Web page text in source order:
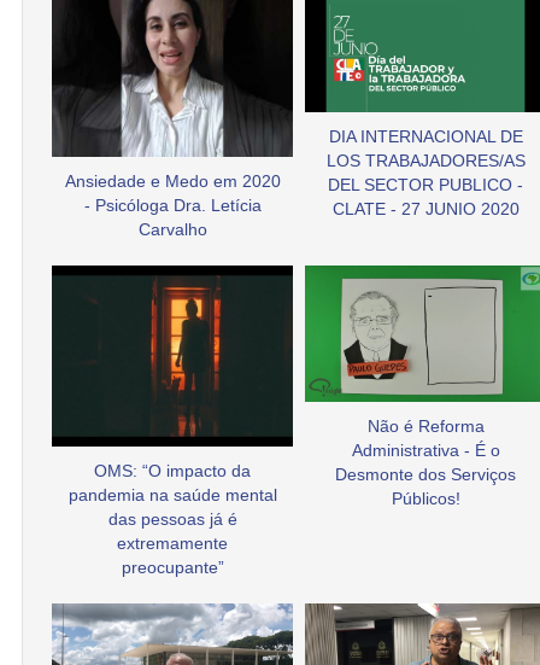
Ansiedade e Medo em 2020
- Psicóloga Dra. Letícia
Carvalho
DIA INTERNACIONAL DE
LOS TRABAJADORES/AS
DEL SECTOR PUBLICO -
CLATE - 27 JUNIO 2020
OMS: “O impacto da
pandemia na saúde mental
das pessoas já é
extremamente
preocupante”
Não é Reforma
Administrativa - É o
Desmonte dos Serviços
Públicos!